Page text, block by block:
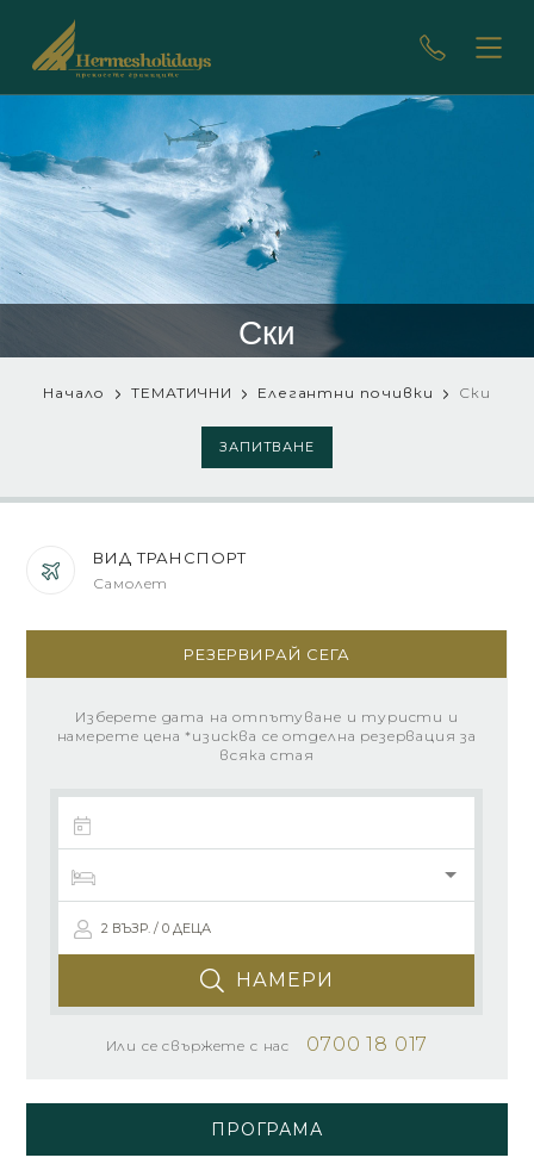
Ски
Начало ТЕМАТИЧНИ Елегантни почивки Ски
ЗАПИТВАНЕ
ВИД ТРАНСПОРТ
Самолет
РЕЗЕРВИРАЙ СЕГА
Изберете дата на отпътуване и туристи и
намерете цена *изисква се отделна резервация за
всяка стая
2 ВЪЗР. / 0 ДЕЦА
НАМЕРИ
Или се свържете с нас 0700 18 017
ПРОГРАМА